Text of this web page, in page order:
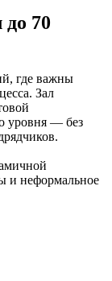
70
где важны
Зал
уровня — без
и неформальное